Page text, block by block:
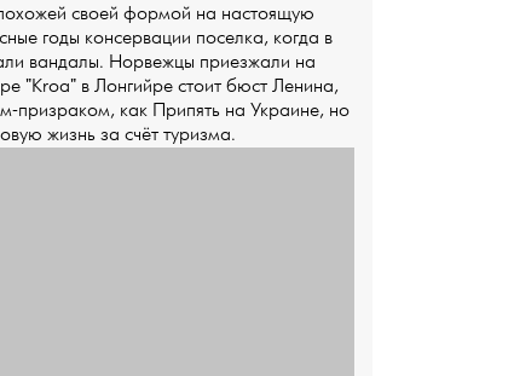
своей формой на настоящую
годы консервации поселка, когда в
вандалы. Норвежцы приезжали на
"Kroa" в Лонгийре стоит бюст Ленина,
призраком, как Припять на Украине, но
жизнь за счёт туризма.